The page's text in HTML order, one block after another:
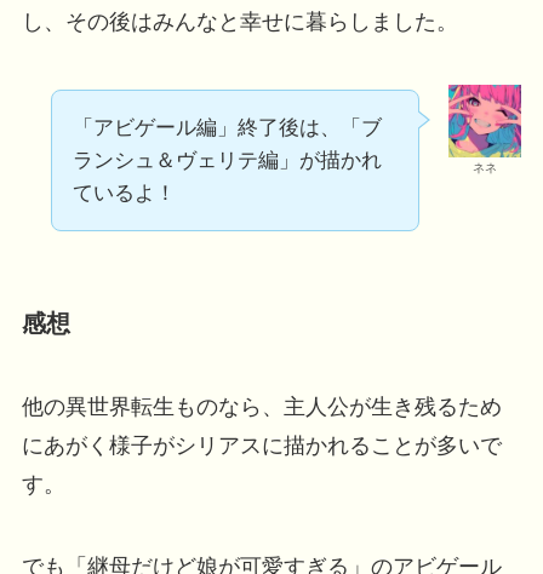
し、その後はみんなと幸せに暮らしました。
ネネ
「アビゲール編」終了後は、「ブ
ランシュ＆ヴェリテ編」が描かれ
ているよ！
感想
他の異世界転生ものなら、主人公が生き残るため
にあがく様子がシリアスに描かれることが多いで
す。
でも「継母だけど娘が可愛すぎる」のアビゲール